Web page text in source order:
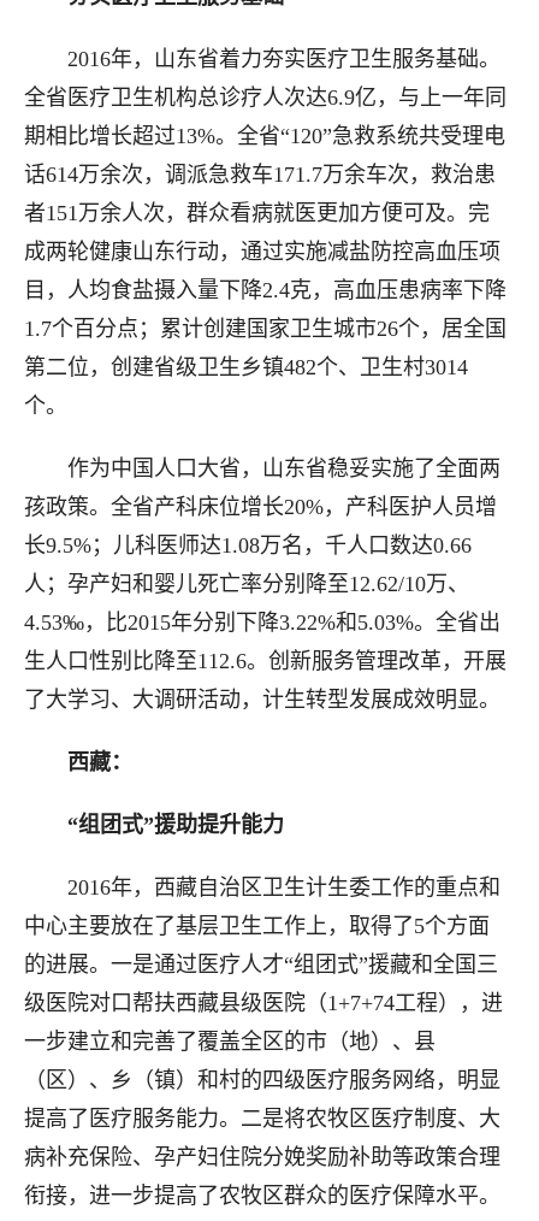
2016年，山东省着力夯实医疗卫生服务基础。
全省医疗卫生机构总诊疗人次达6.9亿，与上一年同
期相比增长超过13%。全省“120”急救系统共受理电
话614万余次，调派急救车171.7万余车次，救治患
者151万余人次，群众看病就医更加方便可及。完
成两轮健康山东行动，通过实施减盐防控高血压项
目，人均食盐摄入量下降2.4克，高血压患病率下降
1.7个百分点；累计创建国家卫生城市26个，居全国
第二位，创建省级卫生乡镇482个、卫生村3014
个。
作为中国人口大省，山东省稳妥实施了全面两
孩政策。全省产科床位增长20%，产科医护人员增
长9.5%；儿科医师达1.08万名，千人口数达0.66
人；孕产妇和婴儿死亡率分别降至12.62/10万、
4.53‰，比2015年分别下降3.22%和5.03%。全省出
生人口性别比降至112.6。创新服务管理改革，开展
了大学习、大调研活动，计生转型发展成效明显。
西藏：
“组团式”援助提升能力
2016年，西藏自治区卫生计生委工作的重点和
中心主要放在了基层卫生工作上，取得了5个方面
的进展。一是通过医疗人才“组团式”援藏和全国三
级医院对口帮扶西藏县级医院（1+7+74工程），进
一步建立和完善了覆盖全区的市（地）、县
（区）、乡（镇）和村的四级医疗服务网络，明显
提高了医疗服务能力。二是将农牧区医疗制度、大
病补充保险、孕产妇住院分娩奖励补助等政策合理
衔接，进一步提高了农牧区群众的医疗保障水平。